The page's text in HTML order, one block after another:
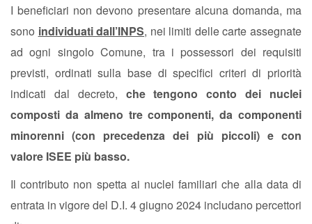
I beneficiari non devono presentare alcuna domanda, ma
sono individuati dall’INPS, nei limiti delle carte assegnate
ad ogni singolo Comune, tra i possessori dei requisiti
previsti, ordinati sulla base di specifici criteri di priorità
indicati dal decreto, che tengono conto dei nuclei
composti da almeno tre componenti, da componenti
minorenni (con precedenza dei più piccoli) e con
valore ISEE più basso.
Il contributo non spetta ai nuclei familiari che alla data di
entrata in vigore del D.I. 4 giugno 2024 includano percettori